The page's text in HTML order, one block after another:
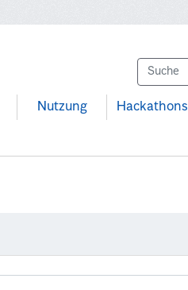
Nutzung Hackathons